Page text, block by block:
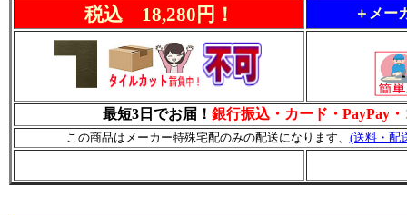
税込 18,280円！ ＋メー
最短3日でお届！ 銀行振込・カード・PayPay
この商品はメーカー特殊宅配のみの配送になります、 (送料・配